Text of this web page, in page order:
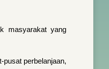
masyarakat yang
perbelanjaan,